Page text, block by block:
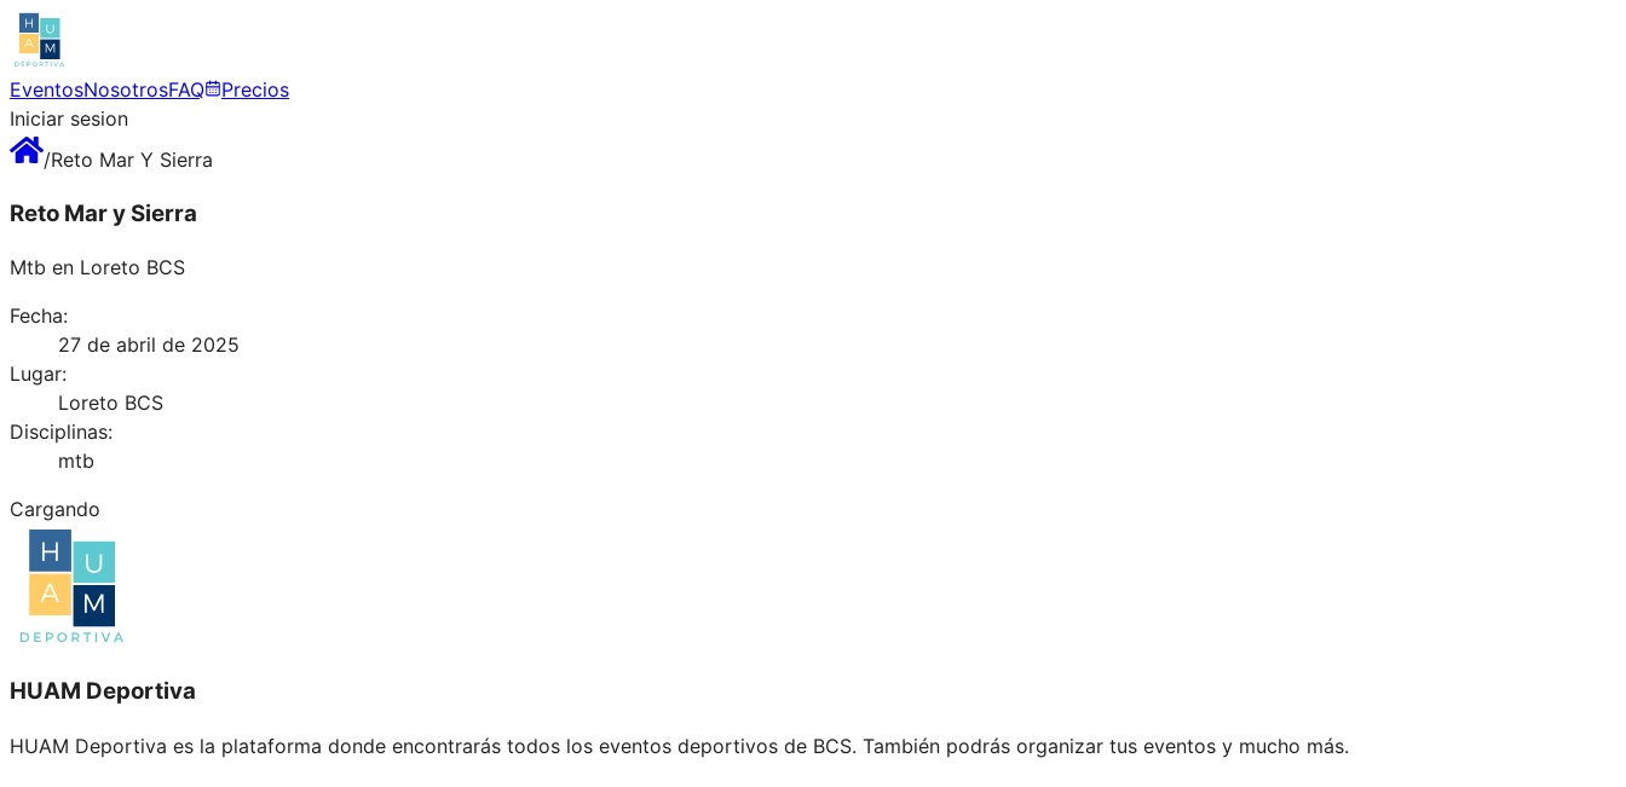
EventosNosotrosFAQ
Precios
Iniciar sesion
/Reto Mar Y Sierra
Reto Mar y Sierra
Mtb en Loreto BCS
Fecha:
27 de abril de 2025
Lugar:
Loreto BCS
Disciplinas:
mtb
Cargando
HUAM Deportiva
HUAM Deportiva es la plataforma donde encontrarás todos los eventos deportivos de BCS. También podrás organizar tus eventos y mucho más.